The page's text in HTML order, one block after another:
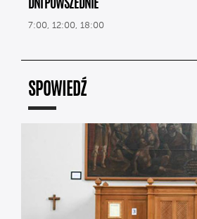
DNI POWSZEDNIE
7:00, 12:00, 18:00
SPOWIEDŹ